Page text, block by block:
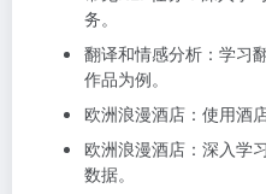
务。
翻译和情感分析：学习
作品为例。
欧洲浪漫酒店：使用酒
欧洲浪漫酒店：深入学
数据。